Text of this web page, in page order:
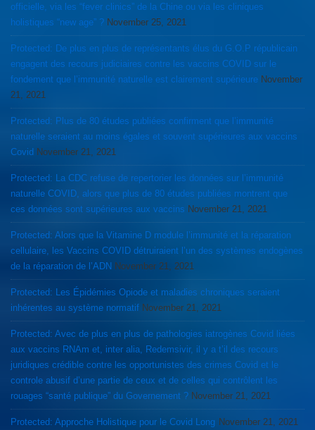
officielle, via les “fever clinics” de la Chine ou via les cliniques
holistiques “new age” ? November 25, 2021
Protected: De plus en plus de représentants élus du G.O.P républicain
engagent des recours judiciaires contre les vaccins COVID sur le
fondement que l’immunité naturelle est clairement supérieure November
21, 2021
Protected: Plus de 80 études publiées confirment que l’immunité
naturelle seraient au moins égales et souvent supérieures aux vaccins
Covid November 21, 2021
Protected: La CDC refuse de repertorier les données sur l’immunité
naturelle COVID, alors que plus de 80 études publiées montrent que
ces données sont supérieures aux vaccins November 21, 2021
Protected: Alors que la Vitamine D module l’immunité et la réparation
cellulaire, les Vaccins COVID détruiraient l’un des systèmes endogènes
de la réparation de l’ADN November 21, 2021
Protected: Les Épidémies Opiode et maladies chroniques seraient
inhérentes au système normatif November 21, 2021
Protected: Avec de plus en plus de pathologies iatrogènes Covid liées
aux vaccins RNAm et, inter alia, Redemsivir, il y a t’il des recours
juridiques crédible contre les opportunistes des crimes Covid et le
controle abusif d’une partie de ceux et de celles qui contrôlent les
rouages “santé publique” du Governement ? November 21, 2021
Protected: Approche Holistique pour le Covid Long November 21, 2021